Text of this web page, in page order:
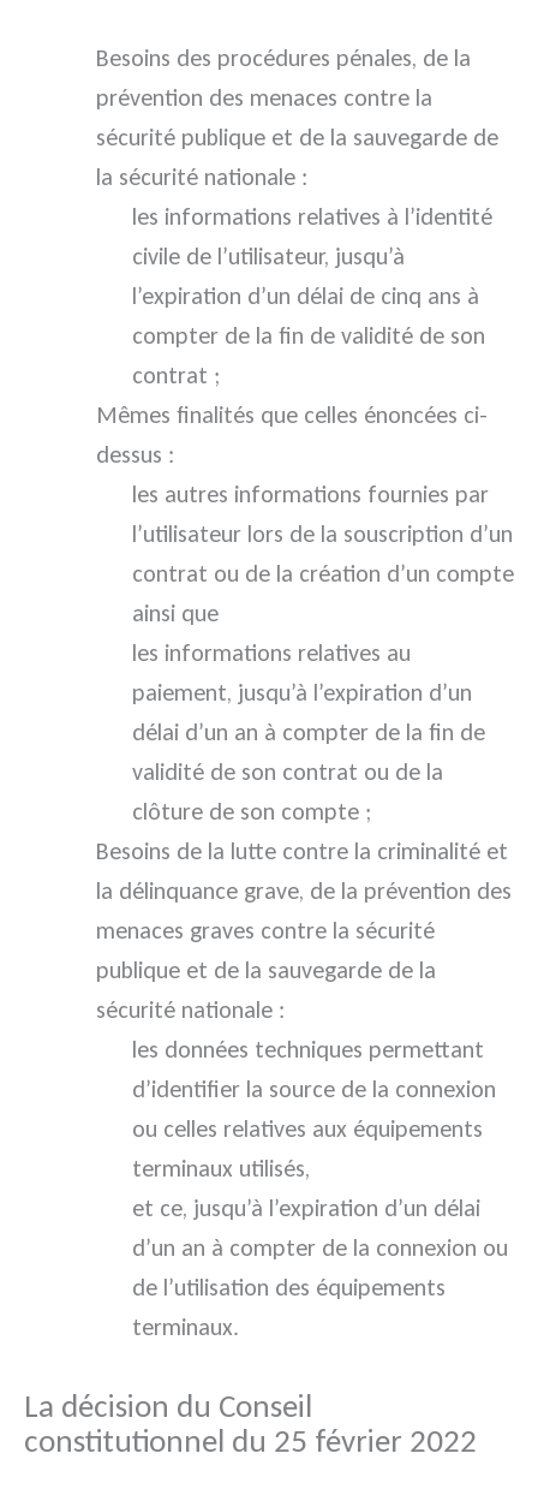
Besoins des procédures pénales, de la
prévention des menaces contre la
sécurité publique et de la sauvegarde de
la sécurité nationale :
les informations relatives à l’identité
civile de l’utilisateur, jusqu’à
l’expiration d’un délai de cinq ans à
compter de la fin de validité de son
contrat ;
Mêmes finalités que celles énoncées ci-
dessus :
les autres informations fournies par
l’utilisateur lors de la souscription d’un
contrat ou de la création d’un compte
ainsi que
les informations relatives au
paiement, jusqu’à l’expiration d’un
délai d’un an à compter de la fin de
validité de son contrat ou de la
clôture de son compte ;
Besoins de la lutte contre la criminalité et
la délinquance grave, de la prévention des
menaces graves contre la sécurité
publique et de la sauvegarde de la
sécurité nationale :
les données techniques permettant
d’identifier la source de la connexion
ou celles relatives aux équipements
terminaux utilisés,
et ce, jusqu’à l’expiration d’un délai
d’un an à compter de la connexion ou
de l’utilisation des équipements
terminaux.
La décision du Conseil
constitutionnel du 25 février 2022